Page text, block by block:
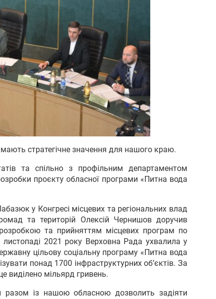
стратегічне значення для нашого краю.
та спільно з профільним департаментом
проєкту обласної програми «Питна вода
у Конгресі місцевих та регіональних влад
та територій Олексій Чернишов доручив
та прийняттям місцевих програм по
2021 року Верховна Рада ухвалила у
цільову соціальну програму «Питна вода
понад 1700 інфраструктурних об’єктів. За
виділено мільярд гривень.
разом із нашою обласною дозволить задіяти